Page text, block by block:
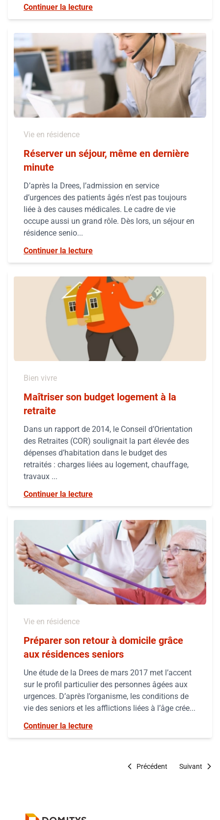
Continuer la lecture
Vie en résidence
Réserver un séjour, même en dernière
minute
D’après la Drees, l’admission en service
d’urgences des patients âgés n’est pas toujours
liée à des causes médicales. Le cadre de vie
occupe aussi un grand rôle. Dès lors, un séjour en
résidence senio...
Continuer la lecture
Bien vivre
Maîtriser son budget logement à la
retraite
Dans un rapport de 2014, le Conseil d’Orientation
des Retraites (COR) soulignait la part élevée des
dépenses d’habitation dans le budget des
retraités : charges liées au logement, chauffage,
travaux ...
Continuer la lecture
Vie en résidence
Préparer son retour à domicile grâce
aux résidences seniors
Une étude de la Drees de mars 2017 met l’accent
sur le profil particulier des personnes âgées aux
urgences. D’après l’organisme, les conditions de
vie des seniors et les afflictions liées à l’âge crée...
Continuer la lecture
Précédent Suivant